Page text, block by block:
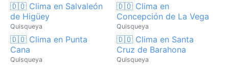
🇩🇴 Clima en Salvaleón
de Higüey
Quisqueya
🇩🇴 Clima en
Concepción de La Vega
Quisqueya
🇩🇴 Clima en Punta
Cana
Quisqueya
🇩🇴 Clima en Santa
Cruz de Barahona
Quisqueya